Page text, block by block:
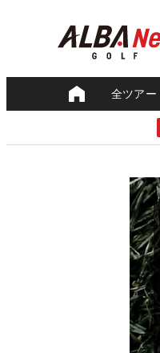
全ツアー